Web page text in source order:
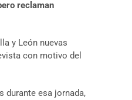
reclaman
y León nuevas
con motivo del
durante esa jornada,